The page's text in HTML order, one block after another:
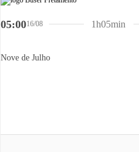
05:0016/08
Nove de Julho
1h05min